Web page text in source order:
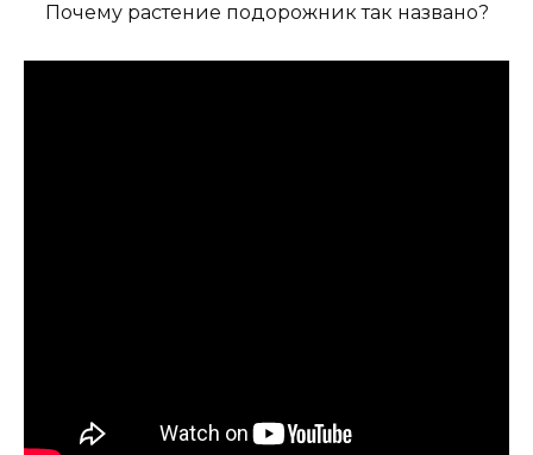
Почему растение подорожник так названо?